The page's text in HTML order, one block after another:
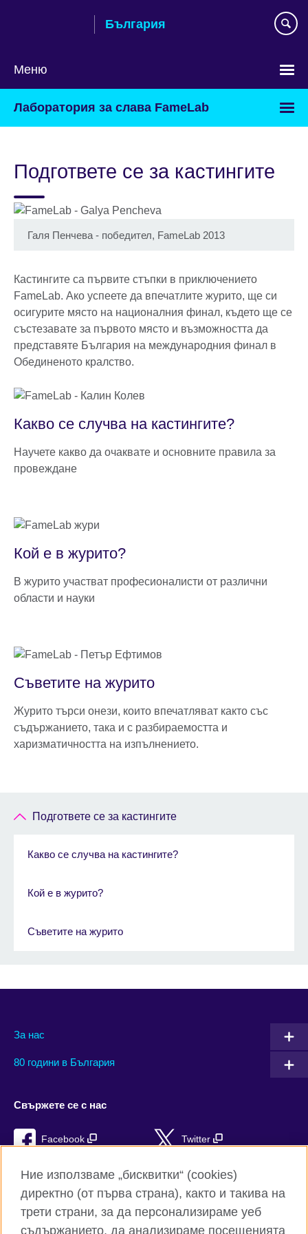
България
Меню
език
Лаборатория за слава FameLab
Подгответе се за кастингите
Галя Пенчева - победител, FameLab 2013
Кастингите са първите стъпки в приключението
FameLab. Ако успеете да впечатлите журито, ще си
осигурите място на националния финал, където ще се
състезавате за първото място и възможността да
представяте България на международния финал в
Обединеното кралство.
Какво се случва на кастингите?
Научете какво да очаквате и основните правила за
провеждане
Кой е в журито?
В журито участват професионалисти от различни
области и науки
Съветите на журито
Журито търси онези, които впечатляват както със
съдържанието, така и с разбираемостта и
харизматичността на изпълнението.
Подгответе се за кастингите
Какво се случва на кастингите?
Кой е в журито?
Съветите на журито
За нас
80 години в България
Свържете се с нас
Facebook Twitter
YouTube
TikTok RSS
Ние използваме „бисквитки“ (cookies)
директно (от първа страна), както и такива на
трети страни, за да персонализираме уеб
съдържанието, да анализираме посещенията